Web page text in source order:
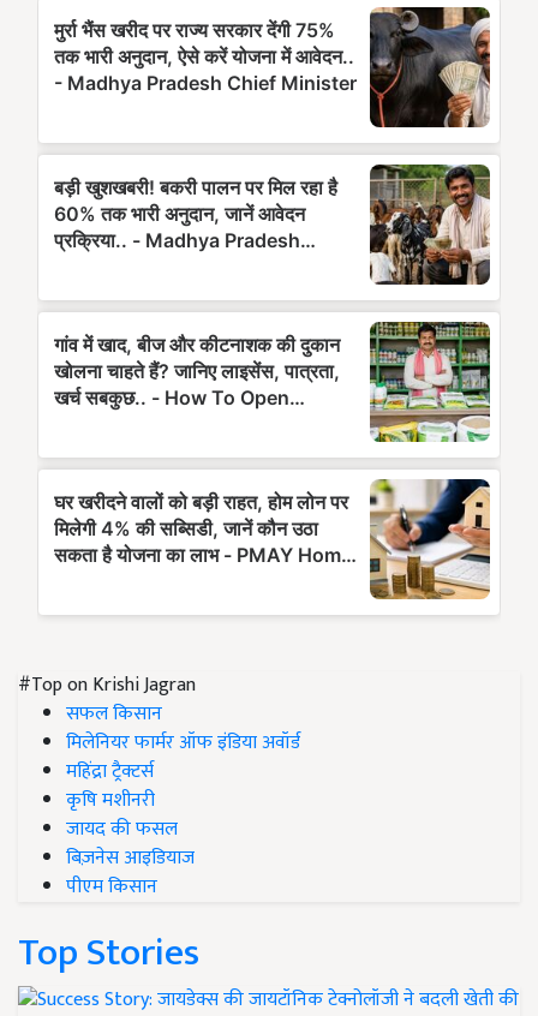
#Top on Krishi Jagran
सफल किसान
मिलेनियर फार्मर ऑफ इंडिया अवॉर्ड
महिंद्रा ट्रैक्टर्स
कृषि मशीनरी
जायद की फसल
बिज़नेस आइडियाज
पीएम किसान
Top Stories